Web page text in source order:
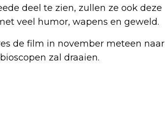
deel te zien, zullen ze ook deze
veel humor, wapens en geweld.
de film in november meteen naar
zal draaien.